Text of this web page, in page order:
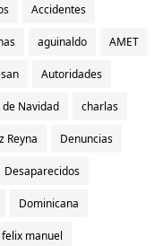
Accidentes
aguinaldo AMET
Autoridades
de Navidad charlas
Reyna Denuncias
Desaparecidos
Dominicana
manuel